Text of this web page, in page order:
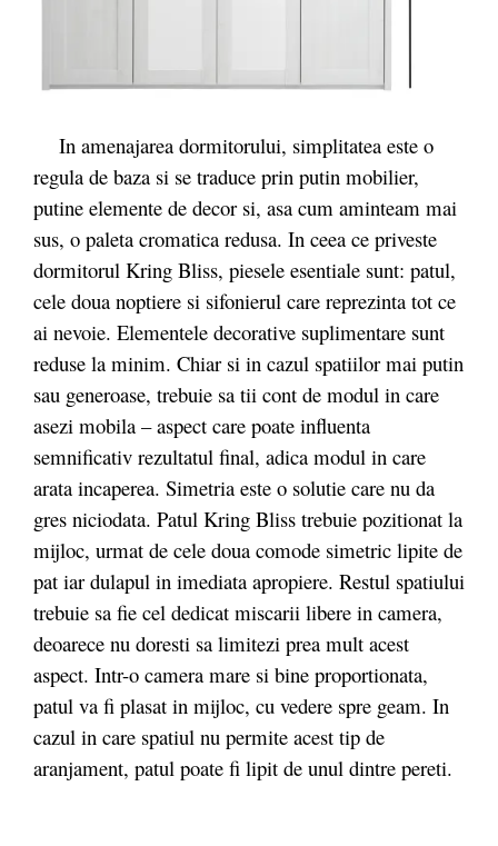
In amenajarea dormitorului, simplitatea este o
regula de baza si se traduce prin putin mobilier,
putine elemente de decor si, asa cum aminteam mai
sus, o paleta cromatica redusa. In ceea ce priveste
dormitorul Kring Bliss, piesele esentiale sunt: patul,
cele doua noptiere si sifonierul care reprezinta tot ce
ai nevoie. Elementele decorative suplimentare sunt
reduse la minim. Chiar si in cazul spatiilor mai putin
sau generoase, trebuie sa tii cont de modul in care
asezi mobila – aspect care poate influenta
semnificativ rezultatul final, adica modul in care
arata incaperea. Simetria este o solutie care nu da
gres niciodata. Patul Kring Bliss trebuie pozitionat la
mijloc, urmat de cele doua comode simetric lipite de
pat iar dulapul in imediata apropiere. Restul spatiului
trebuie sa fie cel dedicat miscarii libere in camera,
deoarece nu doresti sa limitezi prea mult acest
aspect. Intr-o camera mare si bine proportionata,
patul va fi plasat in mijloc, cu vedere spre geam. In
cazul in care spatiul nu permite acest tip de
aranjament, patul poate fi lipit de unul dintre pereti.